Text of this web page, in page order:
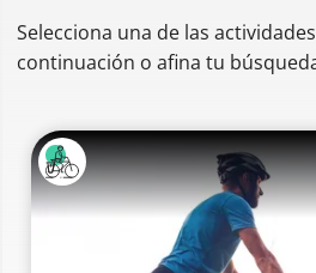
Selecciona una de las
continuación o afina tu